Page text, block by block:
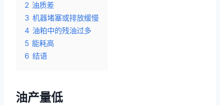
2 油质差
3 机器堵塞或排放缓慢
4 油粕中的残油过多
5 能耗高
6 结语
油产量低